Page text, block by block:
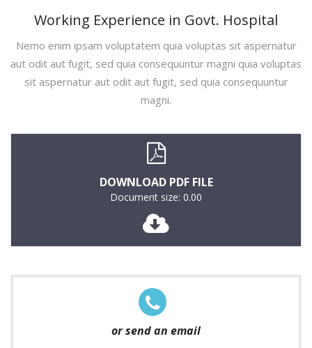
Working Experience in Govt. Hospital
Nemo enim ipsam voluptatem quia voluptas sit aspernatur
aut odit aut fugit, sed quia consequuntur magni quia voluptas
sit aspernatur aut odit aut fugit, sed quia consequuntur
magni.
DOWNLOAD PDF FILE
Document size: 0.00
or send an email